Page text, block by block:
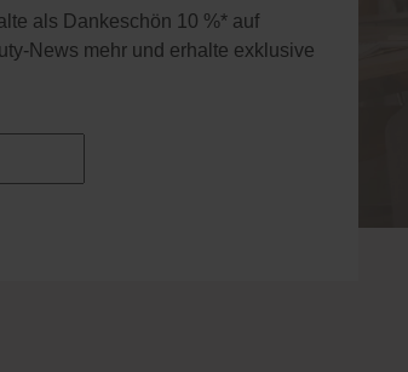
als Dankeschön 10 %* auf
News mehr und erhalte exklusive